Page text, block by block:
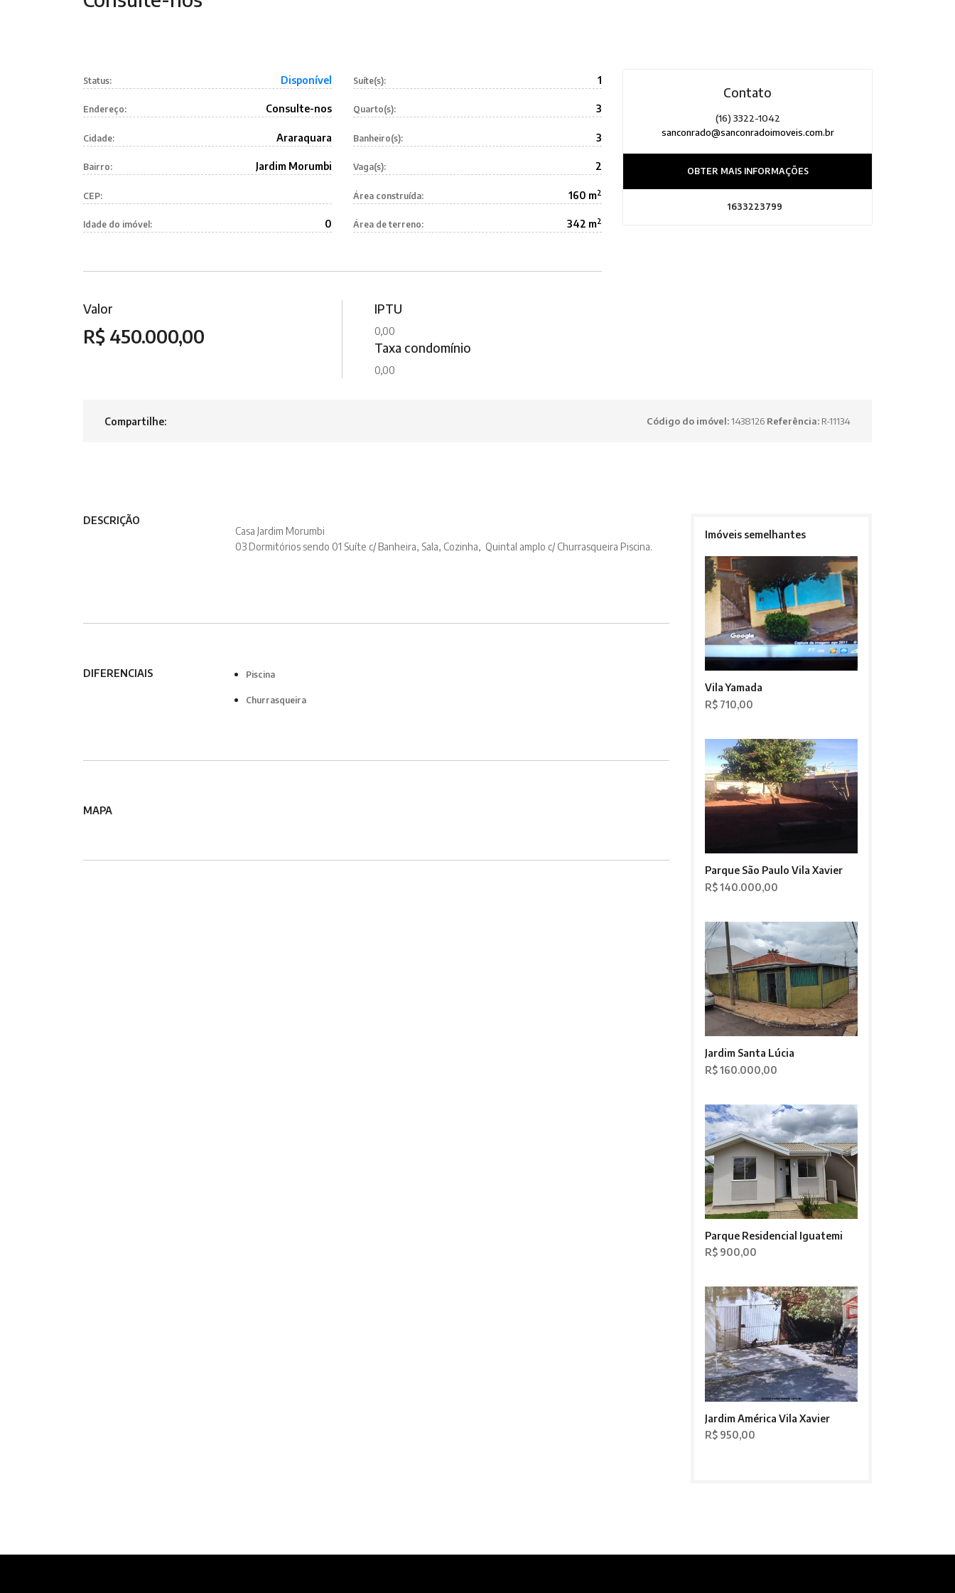
Status: Disponível
Endereço: Consulte-nos
Cidade: Araraquara
Bairro: Jardim Morumbi
CEP:
Idade do imóvel: 0
Suíte(s): 1
Quarto(s): 3
Banheiro(s): 3
Vaga(s): 2
Área construída: 160 m2
Área de terreno: 342 m2
Valor
R$ 450.000,00
IPTU
0,00
Taxa condomínio
0,00
Contato
(16) 3322-1042
sanconrado@sanconradoimoveis.com.br
OBTER MAIS INFORMAÇÕES
1633223799
Compartilhe: Código do imóvel:1438126 Referência: R-11134
DESCRIÇÃO
Casa Jardim Morumbi
03 Dormitórios sendo 01 Suíte c/ Banheira, Sala, Cozinha, Quintal amplo c/ Churrasqueira Piscina.
DIFERENCIAIS Piscina
Churrasqueira
MAPA
Imóveis semelhantes
Vila Yamada
R$ 710,00
Parque São Paulo Vila Xavier
R$ 140.000,00
Jardim Santa Lúcia
R$ 160.000,00
Parque Residencial Iguatemi
R$ 900,00
Jardim América Vila Xavier
R$ 950,00